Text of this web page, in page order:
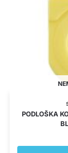
PODLOŠKA